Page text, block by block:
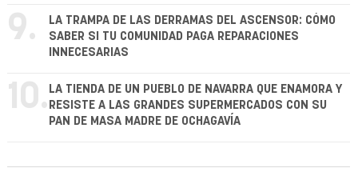
9.
LA TRAMPA DE LAS DERRAMAS DEL ASCENSOR: CÓMO
SABER SI TU COMUNIDAD PAGA REPARACIONES
INNECESARIAS
10. LA TIENDA DE UN PUEBLO DE NAVARRA QUE ENAMORA Y
RESISTE A LAS GRANDES SUPERMERCADOS CON SU
PAN DE MASA MADRE DE OCHAGAVÍA